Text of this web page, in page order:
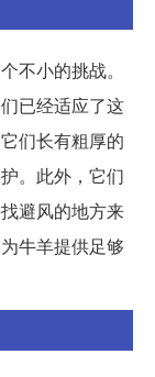
不小的挑战。
已经适应了这
们长有粗厚的
。此外，它们
避风的地方来
牛羊提供足够